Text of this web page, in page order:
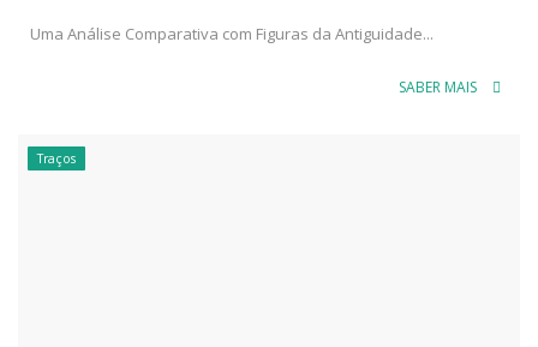
Uma Análise Comparativa com Figuras da Antiguidade...
SABER MAIS
Traços